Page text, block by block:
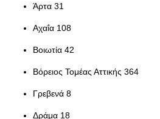
Άρτα 31
Αχαΐα 108
Βοιωτία 42
Βόρειος Τομέας Αττικής 364
Γρεβενά 8
Δράμα 18